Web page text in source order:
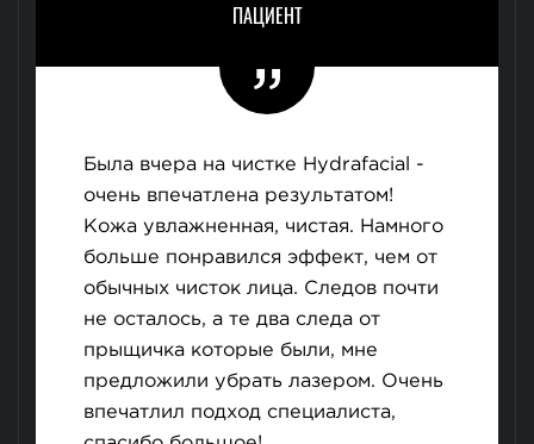
ПАЦИЕНТ
Была вчера на чистке Hydrafacial -
очень впечатлена результатом!
Кожа увлажненная, чистая. Намного
больше понравился эффект, чем от
обычных чисток лица. Следов почти
не осталось, а те два следа от
прыщичка которые были, мне
предложили убрать лазером. Очень
впечатлил подход специалиста,